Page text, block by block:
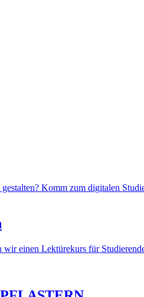
Komm zum digitalen
einen Lektürekurs für